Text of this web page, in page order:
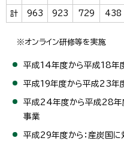
計 963 923 729 438
※オンライン研修等を実施
平成14年度から平成18年
平成19年度から平成23年
平成24年度から平成28年
事業
平成29年度から：産炭国に